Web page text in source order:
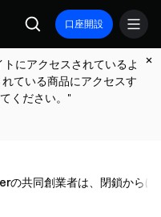
口座開設
にアクセスされているよ
ている商品にアクセスす
ください。"
の共同創業者は、閉鎖からほ